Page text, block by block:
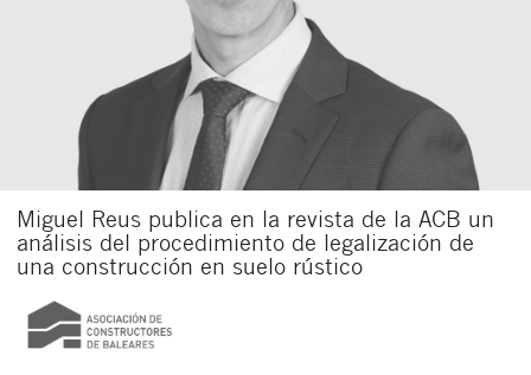
Miguel Reus publica en la revista de la ACB un
análisis del procedimiento de legalización de
una construcción en suelo rústico